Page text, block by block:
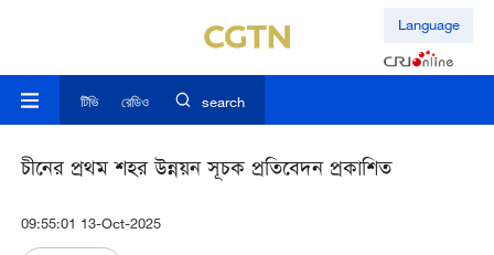
Language
টিভি রেডিও search
চীনের প্রথম শহর উন্নয়ন সূচক প্রতিবেদন প্রকাশিত
09:55:01 13-Oct-2025